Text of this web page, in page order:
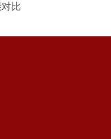
比